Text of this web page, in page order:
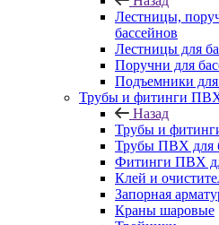
Лестницы,
бассейнов
Лестницы для
Поручни для
Подъемники для
Трубы и фитинги ПВХ
Назад
Трубы и
Трубы ПВХ для
Фитинги ПВХ
Клей и
Запорная
Краны шаровые